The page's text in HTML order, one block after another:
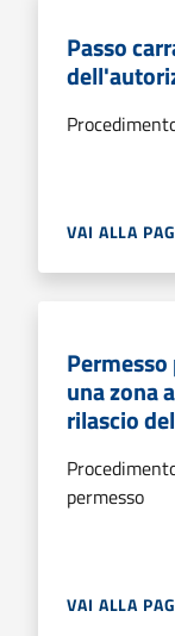
Passo
VAI ALLA
una zona
rilascio
permesso
VAI ALLA